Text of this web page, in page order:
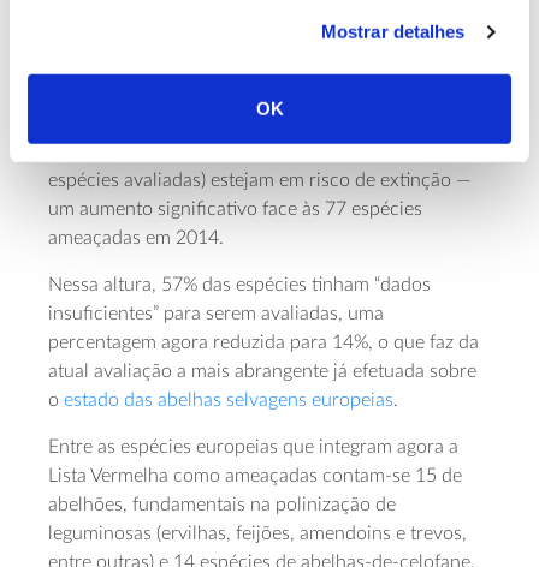
Mostrar detalhes
OK
Comissão Europeia, quase 100 espécies de abelhas
espécies avaliadas) estejam em risco de extinção —
um aumento significativo face às 77 espécies
ameaçadas em 2014.
Nessa altura, 57% das espécies tinham “dados
insuficientes” para serem avaliadas, uma
percentagem agora reduzida para 14%, o que faz da
atual avaliação a mais abrangente já efetuada sobre
o estado das abelhas selvagens europeias.
Entre as espécies europeias que integram agora a
Lista Vermelha como ameaçadas contam-se 15 de
abelhões, fundamentais na polinização de
leguminosas (ervilhas, feijões, amendoins e trevos,
entre outras) e 14 espécies de abelhas-de-celofane,